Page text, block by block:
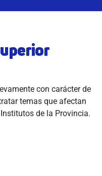
con carácter de
temas que afectan
de la Provincia.